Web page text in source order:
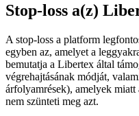
Stop-loss a(z)
A stop-loss a platform
egyben az, amelyet a
bemutatja a Libertex által
végrehajtásának módját,
árfolyamrések), amelyek
nem szünteti meg azt.